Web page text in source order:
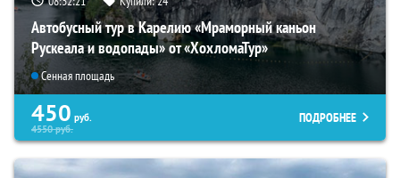
Автобусный тур в Карелию «Мраморный каньон
Рускеала и водопады» от «ХохломаТур»
Сенная площадь
450 руб.
4550руб.
ПОДРОБНЕЕ